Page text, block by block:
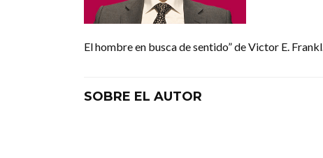
El hombre en busca de sentido” de Victor E. Frankl..
SOBRE EL AUTOR